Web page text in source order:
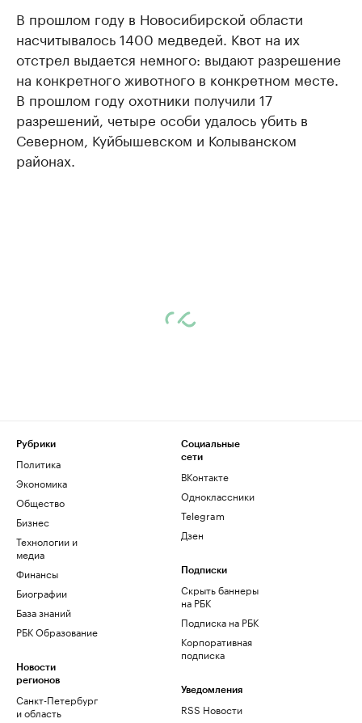
В прошлом году в Новосибирской области
насчитывалось 1400 медведей. Квот на их
отстрел выдается немного: выдают разрешение
на конкретного животного в конкретном месте.
В прошлом году охотники получили 17
разрешений, четыре особи удалось убить в
Северном, Куйбышевском и Колыванском
районах.
Рубрики
Политика
Экономика
Общество
Бизнес
Технологии и
медиа
Финансы
Биографии
База знаний
РБК Образование
Новости
регионов
Санкт-Петербург
и область
Социальные
сети
ВКонтакте
Одноклассники
Telegram
Дзен
Подписки
Скрыть баннеры
на РБК
Подписка на РБК
Корпоративная
подписка
Уведомления
RSS Новости